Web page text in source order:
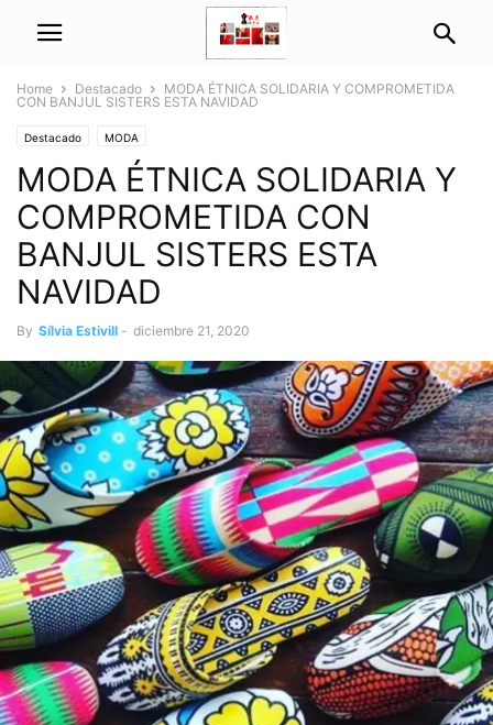
Home Destacado
MODA ÉTNICA SOLIDARIA Y COMPROMETIDA
CON BANJUL SISTERS ESTA NAVIDAD
Destacado MODA
MODA ÉTNICA SOLIDARIA Y
COMPROMETIDA CON
BANJUL SISTERS ESTA
NAVIDAD
By Sílvia Estivill - diciembre 21, 2020